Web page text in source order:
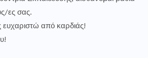
ες σας.
από καρδιάς!